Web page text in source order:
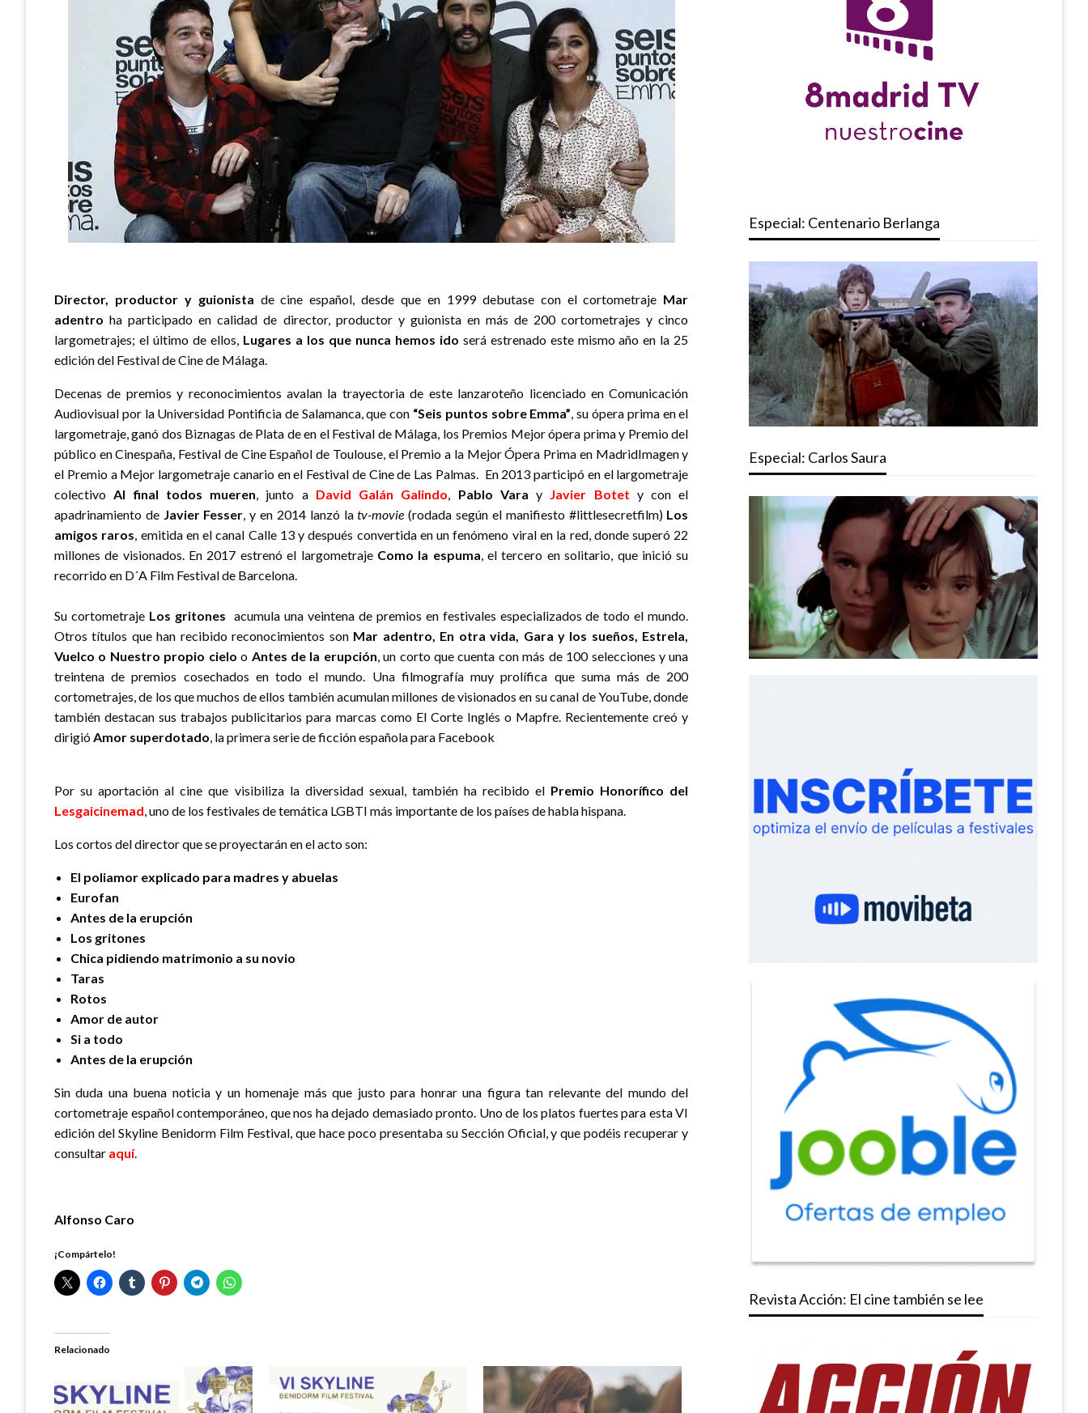
Director, productor y guionista de cine español, desde que en 1999 debutase con el cortometraje Mar
adentro ha participado en calidad de director, productor y guionista en más de 200 cortometrajes y cinco
largometrajes; el último de ellos,Lugares a los que nunca hemos ido será estrenado este mismo año en la 25
edición del Festival de Cine de Málaga.
Decenas de premios y reconocimientos avalan la trayectoria de este lanzaroteño licenciado en Comunicación
Audiovisual por la Universidad Pontificia de Salamanca, que con “Seis puntos sobre Emma”, su ópera prima en el
largometraje, ganó dos Biznagas de Plata de en el Festival de Málaga, los Premios Mejor ópera prima y Premio del
público en Cinespaña, Festival de Cine Español de Toulouse, el Premio a la Mejor Ópera Prima en MadridImagen y
el Premio a Mejor largometraje canario en el Festival de Cine de Las Palmas. En 2013 participó en el largometraje
colectivoAl final todos mueren, junto a David Galán Galindo, Pablo Vara y Javier Botet y con el
apadrinamiento deJavier Fesser, y en 2014 lanzó latv-movie (rodada según el manifiesto #littlesecretfilm) Los
amigos raros, emitida en el canal Calle 13 y después convertida en un fenómeno viral en la red, donde superó 22
millones de visionados. En 2017 estrenó el largometraje Como la espuma, el tercero en solitario, que inició su
recorrido en D´A Film Festival de Barcelona.
Su cortometraje Los gritones acumula una veintena de premios en festivales especializados de todo el mundo.
Otros títulos que han recibido reconocimientos son Mar adentro, En otra vida, Gara y los sueños, Estrela,
Vuelco o Nuestro propio cielo o Antes de la erupción, un corto que cuenta con más de 100 selecciones y una
treintena de premios cosechados en todo el mundo. Una filmografía muy prolífica que suma más de 200
cortometrajes, de los que muchos de ellos también acumulan millones de visionados en su canal de YouTube, donde
también destacan sus trabajos publicitarios para marcas como El Corte Inglés o Mapfre. Recientemente creó y
dirigióAmor superdotado, la primera serie de ficción española para Facebook
Por su aportación al cine que visibiliza la diversidad sexual, también ha recibido el Premio Honorífico del
Lesgaicinemad, uno de los festivales de temática LGBTI más importante de los países de habla hispana.
Los cortos del director que se proyectarán en el acto son:
El poliamor explicado para madres y abuelas
Eurofan
Antes de la erupción
Los gritones
Chica pidiendo matrimonio a su novio
Taras
Rotos
Amor de autor
Si a todo
Antes de la erupción
Sin duda una buena noticia y un homenaje más que justo para honrar una figura tan relevante del mundo del
cortometraje español contemporáneo, que nos ha dejado demasiado pronto. Uno de los platos fuertes para esta VI
edición del Skyline Benidorm Film Festival, que hace poco presentaba su Sección Oficial, y que podéis recuperar y
consultar aquí.
Alfonso Caro
¡Compártelo!
Relacionado
Especial: Centenario Berlanga
Especial: Carlos Saura
Revista Acción: El cine también se lee